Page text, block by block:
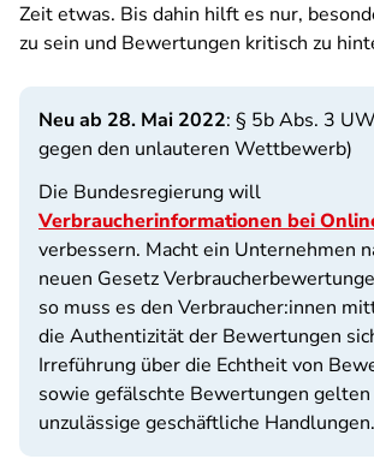
Zeit etwas. Bis dahin hilft es nur,
zu sein und Bewertungen kritisch zu
Neu ab 28. Mai 2022: § 5b Abs. 3
gegen den unlauteren Wettbewerb)
Die Bundesregierung will
Verbraucherinformationen bei
verbessern. Macht ein Unternehmen
neuen Gesetz
so muss es den Verbraucher:innen
die Authentizität der Bewertungen
Irreführung über die Echtheit von
sowie gefälschte Bewertungen gelten
unzulässige geschäftliche Handlungen.